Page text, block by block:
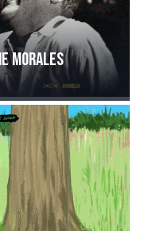
Morales